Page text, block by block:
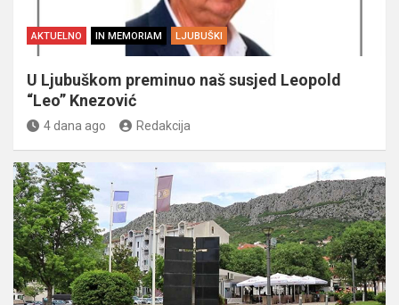
AKTUELNO IN MEMORIAM LJUBUŠKI
U Ljubuškom preminuo naš susjed Leopold
“Leo” Knezović
4 dana ago Redakcija